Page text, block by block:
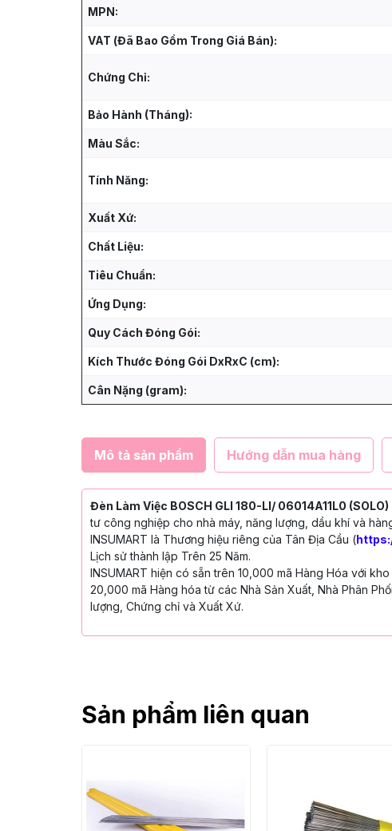
MPN:
VAT (Đã Bao Gồm Trong Giá Bán):
Chứng Chỉ:
Bảo Hành (Tháng):
Màu Sắc:
Tính Năng:
Xuất Xứ:
Chất Liệu:
Tiêu Chuẩn:
Ứng Dụng:
Quy Cách Đóng Gói:
Kích Thước Đóng Gói DxRxC (cm):
Cân Nặng (gram):
Mô tả sản phẩm Hướng dẫn mua hàng
Đèn Làm Việc BOSCH GLI 180-LI/ 06014A11L0 (SOLO)
tư công nghiệp cho nhà máy, năng lượng, dầu khí và
INSUMART là Thương hiệu riêng của Tân Địa Cầu (
Lịch sử thành lập Trên 25 Năm.
INSUMART hiện có sẵn trên 10,000 mã Hàng Hóa với
20,000 mã Hàng hóa từ các Nhà Sản Xuất, Nhà Phân
lượng, Chứng chỉ và Xuất Xứ.
Sản phẩm liên quan